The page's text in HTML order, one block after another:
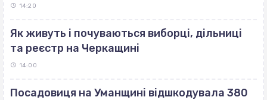
14:20
Як живуть і почуваються виборці, дільниці
та реєстр на Черкащині
14:00
Посадовиця на Уманщині відшкодувала 380